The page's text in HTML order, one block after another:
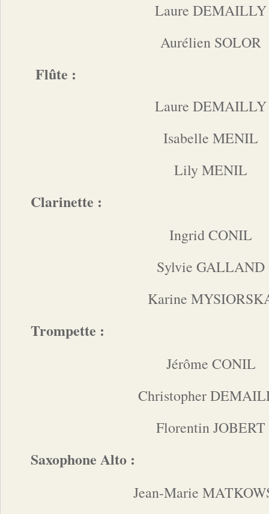
Laure DEMAILLY
Aurélien SOLOR
Flûte :
Laure DEMAILLY
Isabelle MENIL
Lily MENIL
Clarinette :
Ingrid CONIL
Sylvie GALLAND
Karine
Trompette :
Jérôme CONIL
Christopher
Florentin JOBERT
Saxophone Alto :
Jean-Marie